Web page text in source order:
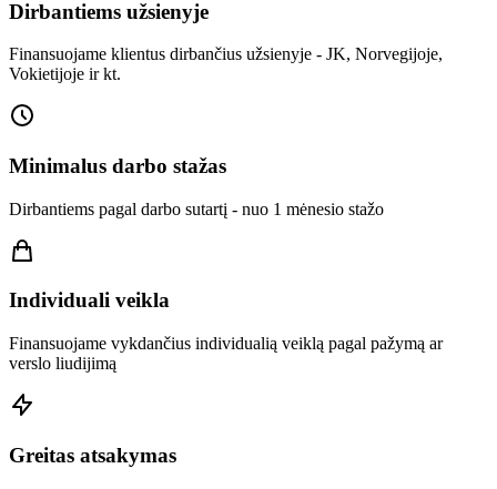
Dirbantiems užsienyje
Finansuojame klientus dirbančius užsienyje - JK, Norvegijoje,
Vokietijoje ir kt.
Minimalus darbo stažas
Dirbantiems pagal darbo sutartį - nuo 1 mėnesio stažo
Individuali veikla
Finansuojame vykdančius individualią veiklą pagal pažymą ar
verslo liudijimą
Greitas atsakymas